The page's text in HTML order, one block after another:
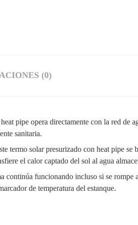
(0)
pipe opera directamente con la red de
sanitaria.
termo solar presurizado con heat pipe
el calor captado del sol al agua
continúa funcionando incluso si se
de temperatura del estanque.